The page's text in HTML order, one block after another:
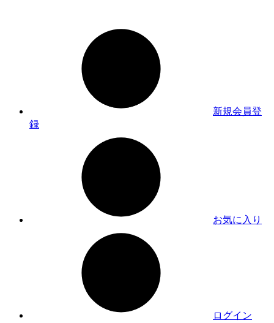
新規会員登
録
お気に入り
ログイン